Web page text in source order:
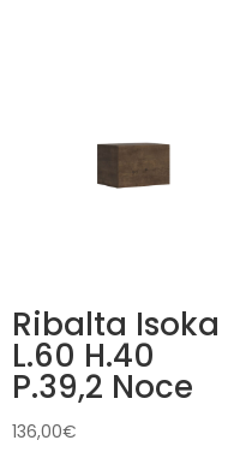
Ribalta Isoka
L.60 H.40
P.39,2 Noce
136,00€